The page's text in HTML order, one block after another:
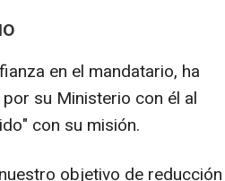
en el mandatario, ha
su Ministerio con él al
con su misión.
objetivo de reducción